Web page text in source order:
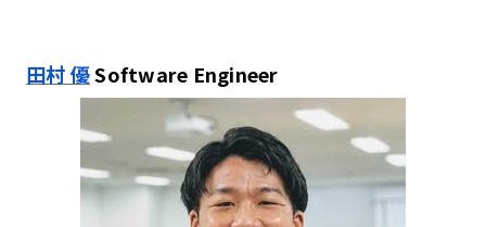
田村 優Software Engineer